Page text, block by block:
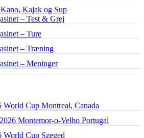
Kajak og Sup
– Test & Grej
– Ture
– Træning
– Meninger
World Cup Montreal, Canada
Montemor-o-Velho Portugal
World Cup Szeged